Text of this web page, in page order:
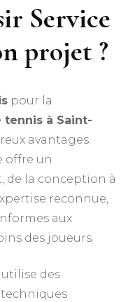
Service
projet ?
pour la
tennis à Saint-
avantages.
offre un
de la conception à
reconnue,
aux
des joueurs.
utilise des